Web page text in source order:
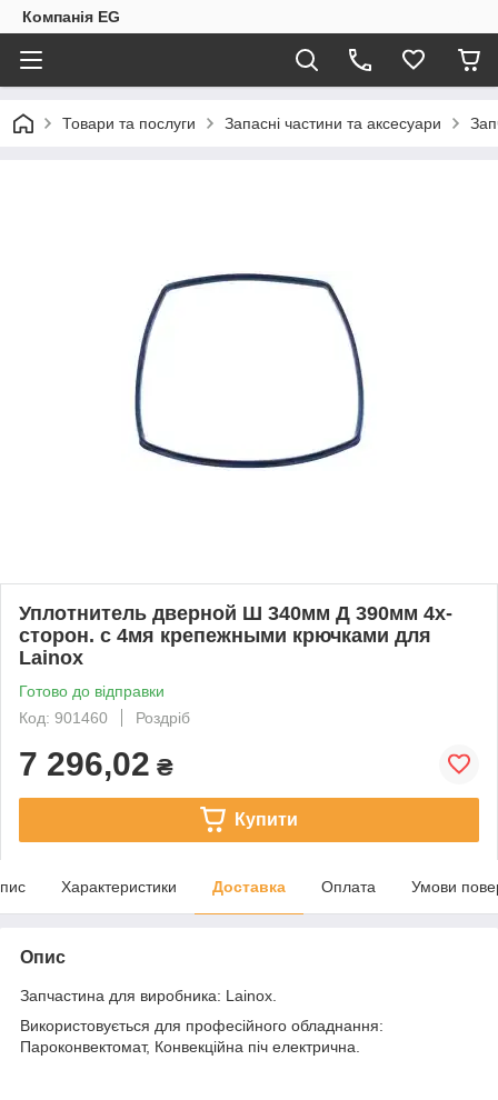
Компанія EG
Товари та послуги Запасні частини та аксесуари
Уплотнитель дверной Ш 340мм Д 390мм 4х-
сторон. с 4мя крепежными крючками для
Lainox
Готово до відправки
Код: 901460
Роздріб
7 296,02 ₴
Купити
Характеристики Доставка Оплата Умови
Опис
Запчастина для виробника: Lainox.
Використовується для професійного обладнання:
Пароконвектомат, Конвекційна піч електрична.